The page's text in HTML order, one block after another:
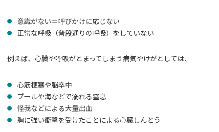
意識がない＝呼びかけに応じない
正常な呼吸（普段通りの呼吸）をしていない
例えば、心臓や呼吸がとまってしまう病気やけがとしては、
心筋梗塞や脳卒中
プールや海などで溺れる窒息
怪我などによる大量出血
胸に強い衝撃を受けたことによる心臓しんとう